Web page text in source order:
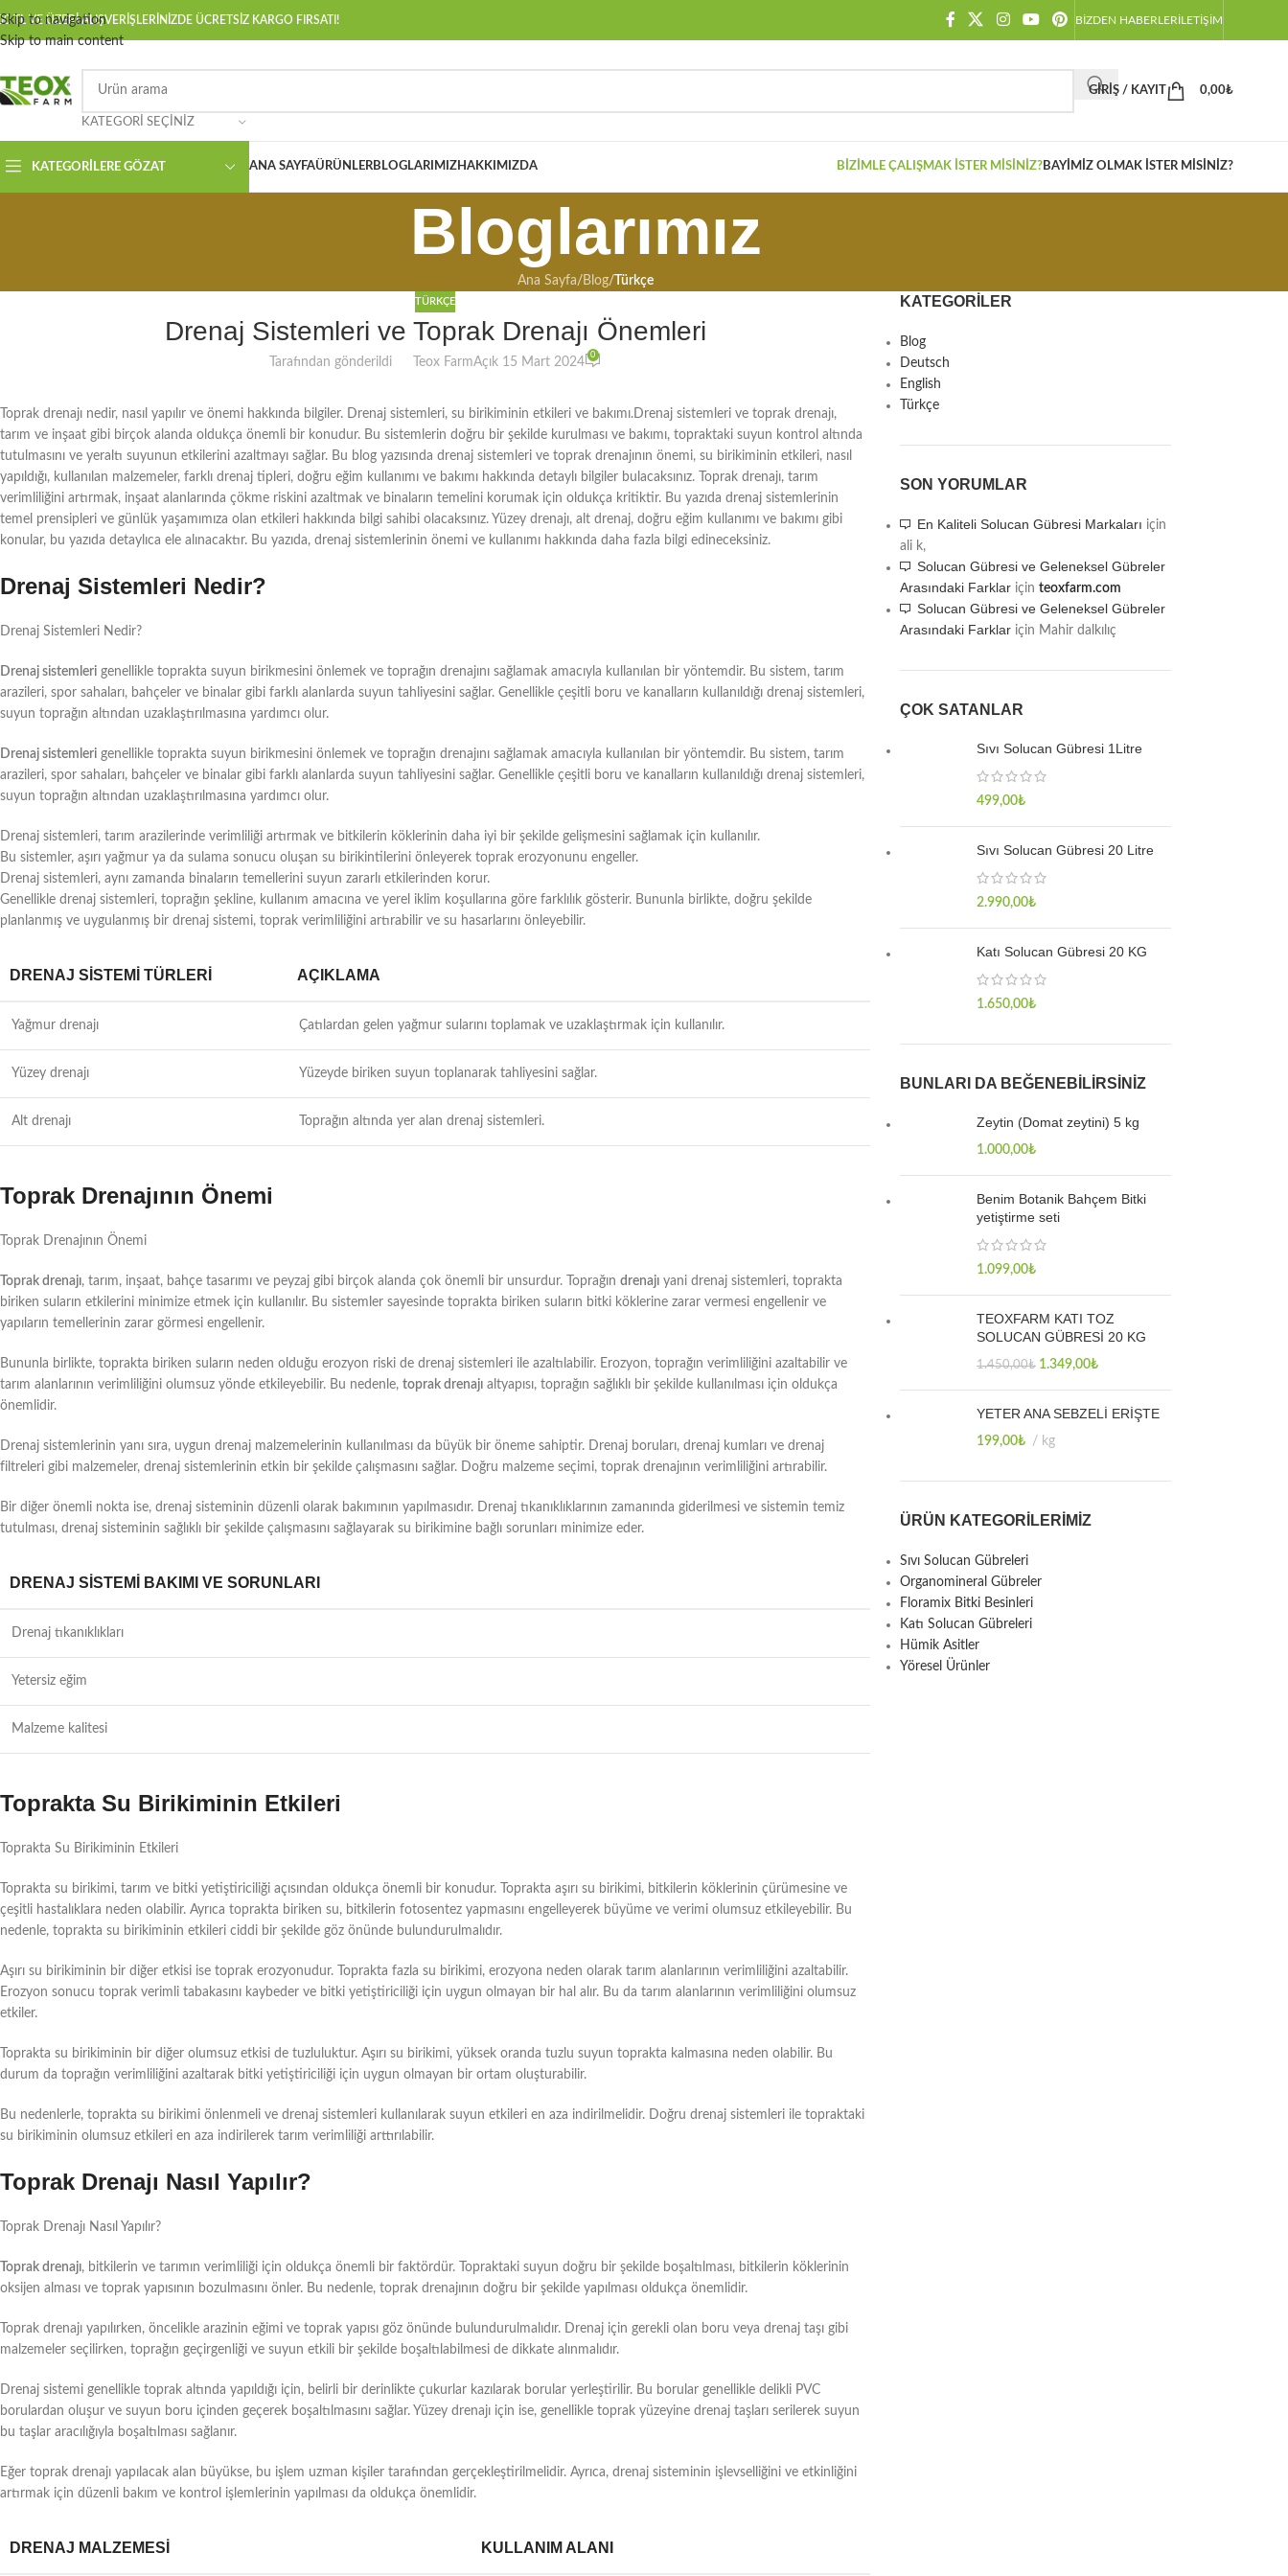
Skip to navigation
Skip to main content
TL VE ÜZERİ ALIŞVERİŞLERİNİZDE ÜCRETSİZ KARGO FIRSATI! BIZDEN HABERLERİLETIŞIM
KATEGORI SEÇINIZ
GIRIŞ / KAYIT 0,00₺
KATEGORILERE GÖZAT ANA SAYFAÜRÜNLERBLOGLARIMIZHAKKIMIZDA BIZIMLE ÇALIŞMAK İSTER MISINIZ?BAYIMIZ OLMAK İSTER MISINIZ?
Bloglarımız
Ana Sayfa/ Blog/ Türkçe
TÜRKÇE
Drenaj Sistemleri ve Toprak Drenajı Önemleri
Tarafından gönderildi Teox FarmAçık 15 Mart 2024
0
Toprak drenajı nedir, nasıl yapılır ve önemi hakkında bilgiler. Drenaj sistemleri, su birikiminin etkileri ve bakımı.Drenaj sistemleri ve toprak drenajı,
tarım ve inşaat gibi birçok alanda oldukça önemli bir konudur. Bu sistemlerin doğru bir şekilde kurulması ve bakımı, topraktaki suyun kontrol altında
tutulmasını ve yeraltı suyunun etkilerini azaltmayı sağlar. Bu blog yazısında drenaj sistemleri ve toprak drenajının önemi, su birikiminin etkileri, nasıl
yapıldığı, kullanılan malzemeler, farklı drenaj tipleri, doğru eğim kullanımı ve bakımı hakkında detaylı bilgiler bulacaksınız. Toprak drenajı, tarım
verimliliğini artırmak, inşaat alanlarında çökme riskini azaltmak ve binaların temelini korumak için oldukça kritiktir. Bu yazıda drenaj sistemlerinin
temel prensipleri ve günlük yaşamımıza olan etkileri hakkında bilgi sahibi olacaksınız. Yüzey drenajı, alt drenaj, doğru eğim kullanımı ve bakımı gibi
konular, bu yazıda detaylıca ele alınacaktır. Bu yazıda, drenaj sistemlerinin önemi ve kullanımı hakkında daha fazla bilgi edineceksiniz.
Drenaj Sistemleri Nedir?
Drenaj Sistemleri Nedir?
Drenaj sistemleri genellikle toprakta suyun birikmesini önlemek ve toprağın drenajını sağlamak amacıyla kullanılan bir yöntemdir. Bu sistem, tarım
arazileri, spor sahaları, bahçeler ve binalar gibi farklı alanlarda suyun tahliyesini sağlar. Genellikle çeşitli boru ve kanalların kullanıldığı drenaj sistemleri,
suyun toprağın altından uzaklaştırılmasına yardımcı olur.
Drenaj sistemleri genellikle toprakta suyun birikmesini önlemek ve toprağın drenajını sağlamak amacıyla kullanılan bir yöntemdir. Bu sistem, tarım
arazileri, spor sahaları, bahçeler ve binalar gibi farklı alanlarda suyun tahliyesini sağlar. Genellikle çeşitli boru ve kanalların kullanıldığı drenaj sistemleri,
suyun toprağın altından uzaklaştırılmasına yardımcı olur.
Drenaj sistemleri, tarım arazilerinde verimliliği artırmak ve bitkilerin köklerinin daha iyi bir şekilde gelişmesini sağlamak için kullanılır.
Bu sistemler, aşırı yağmur ya da sulama sonucu oluşan su birikintilerini önleyerek toprak erozyonunu engeller.
Drenaj sistemleri, aynı zamanda binaların temellerini suyun zararlı etkilerinden korur.
Genellikle drenaj sistemleri, toprağın şekline, kullanım amacına ve yerel iklim koşullarına göre farklılık gösterir. Bununla birlikte, doğru şekilde
planlanmış ve uygulanmış bir drenaj sistemi, toprak verimliliğini artırabilir ve su hasarlarını önleyebilir.
DRENAJ SISTEMI TÜRLERI AÇIKLAMA
Yağmur drenajı Çatılardan gelen yağmur sularını toplamak ve uzaklaştırmak için kullanılır.
Yüzey drenajı Yüzeyde biriken suyun toplanarak tahliyesini sağlar.
Alt drenajı Toprağın altında yer alan drenaj sistemleri.
Toprak Drenajının Önemi
Toprak Drenajının Önemi
Toprak drenajı, tarım, inşaat, bahçe tasarımı ve peyzaj gibi birçok alanda çok önemli bir unsurdur. Toprağın drenajı yani drenaj sistemleri, toprakta
biriken suların etkilerini minimize etmek için kullanılır. Bu sistemler sayesinde toprakta biriken suların bitki köklerine zarar vermesi engellenir ve
yapıların temellerinin zarar görmesi engellenir.
Bununla birlikte, toprakta biriken suların neden olduğu erozyon riski de drenaj sistemleri ile azaltılabilir. Erozyon, toprağın verimliliğini azaltabilir ve
tarım alanlarının verimliliğini olumsuz yönde etkileyebilir. Bu nedenle, toprak drenajı altyapısı, toprağın sağlıklı bir şekilde kullanılması için oldukça
önemlidir.
Drenaj sistemlerinin yanı sıra, uygun drenaj malzemelerinin kullanılması da büyük bir öneme sahiptir. Drenaj boruları, drenaj kumları ve drenaj
filtreleri gibi malzemeler, drenaj sistemlerinin etkin bir şekilde çalışmasını sağlar. Doğru malzeme seçimi, toprak drenajının verimliliğini artırabilir.
Bir diğer önemli nokta ise, drenaj sisteminin düzenli olarak bakımının yapılmasıdır. Drenaj tıkanıklıklarının zamanında giderilmesi ve sistemin temiz
tutulması, drenaj sisteminin sağlıklı bir şekilde çalışmasını sağlayarak su birikimine bağlı sorunları minimize eder.
DRENAJ SISTEMI BAKIMI VE SORUNLARI
Drenaj tıkanıklıkları
Yetersiz eğim
Malzeme kalitesi
Toprakta Su Birikiminin Etkileri
Toprakta Su Birikiminin Etkileri
Toprakta su birikimi, tarım ve bitki yetiştiriciliği açısından oldukça önemli bir konudur. Toprakta aşırı su birikimi, bitkilerin köklerinin çürümesine ve
çeşitli hastalıklara neden olabilir. Ayrıca toprakta biriken su, bitkilerin fotosentez yapmasını engelleyerek büyüme ve verimi olumsuz etkileyebilir. Bu
nedenle, toprakta su birikiminin etkileri ciddi bir şekilde göz önünde bulundurulmalıdır.
Aşırı su birikiminin bir diğer etkisi ise toprak erozyonudur. Toprakta fazla su birikimi, erozyona neden olarak tarım alanlarının verimliliğini azaltabilir.
Erozyon sonucu toprak verimli tabakasını kaybeder ve bitki yetiştiriciliği için uygun olmayan bir hal alır. Bu da tarım alanlarının verimliliğini olumsuz
etkiler.
Toprakta su birikiminin bir diğer olumsuz etkisi de tuzluluktur. Aşırı su birikimi, yüksek oranda tuzlu suyun toprakta kalmasına neden olabilir. Bu
durum da toprağın verimliliğini azaltarak bitki yetiştiriciliği için uygun olmayan bir ortam oluşturabilir.
Bu nedenlerle, toprakta su birikimi önlenmeli ve drenaj sistemleri kullanılarak suyun etkileri en aza indirilmelidir. Doğru drenaj sistemleri ile topraktaki
su birikiminin olumsuz etkileri en aza indirilerek tarım verimliliği arttırılabilir.
Toprak Drenajı Nasıl Yapılır?
Toprak Drenajı Nasıl Yapılır?
Toprak drenajı, bitkilerin ve tarımın verimliliği için oldukça önemli bir faktördür. Topraktaki suyun doğru bir şekilde boşaltılması, bitkilerin köklerinin
oksijen alması ve toprak yapısının bozulmasını önler. Bu nedenle, toprak drenajının doğru bir şekilde yapılması oldukça önemlidir.
Toprak drenajı yapılırken, öncelikle arazinin eğimi ve toprak yapısı göz önünde bulundurulmalıdır. Drenaj için gerekli olan boru veya drenaj taşı gibi
malzemeler seçilirken, toprağın geçirgenliği ve suyun etkili bir şekilde boşaltılabilmesi de dikkate alınmalıdır.
Drenaj sistemi genellikle toprak altında yapıldığı için, belirli bir derinlikte çukurlar kazılarak borular yerleştirilir. Bu borular genellikle delikli PVC
borulardan oluşur ve suyun boru içinden geçerek boşaltılmasını sağlar. Yüzey drenajı için ise, genellikle toprak yüzeyine drenaj taşları serilerek suyun
bu taşlar aracılığıyla boşaltılması sağlanır.
Eğer toprak drenajı yapılacak alan büyükse, bu işlem uzman kişiler tarafından gerçekleştirilmelidir. Ayrıca, drenaj sisteminin işlevselliğini ve etkinliğini
artırmak için düzenli bakım ve kontrol işlemlerinin yapılması da oldukça önemlidir.
DRENAJ MALZEMESI KULLANIM ALANI
KATEGORILER
Blog
Deutsch
English
Türkçe
SON YORUMLAR
En Kaliteli Solucan Gübresi Markaları için
ali k,
Solucan Gübresi ve Geleneksel Gübreler
Arasındaki Farklariçin teoxfarm.com
Solucan Gübresi ve Geleneksel Gübreler
Arasındaki Farklariçin Mahir dalkılıç
ÇOK SATANLAR
Sıvı Solucan Gübresi 1Litre
499,00₺
Sıvı Solucan Gübresi 20 Litre
2.990,00₺
Katı Solucan Gübresi 20 KG
1.650,00₺
BUNLARI DA BEĞENEBILIRSINIZ
Zeytin (Domat zeytini) 5 kg
1.000,00₺
Benim Botanik Bahçem Bitki
yetiştirme seti
1.099,00₺
TEOXFARM KATI TOZ
SOLUCAN GÜBRESİ 20 KG
1.450,00₺ 1.349,00₺
YETER ANA SEBZELİ ERİŞTE
199,00₺ kg
ÜRÜN KATEGORILERIMIZ
Sıvı Solucan Gübreleri
Organomineral Gübreler
Floramix Bitki Besinleri
Katı Solucan Gübreleri
Hümik Asitler
Yöresel Ürünler